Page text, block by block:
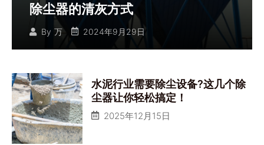
除尘器的清灰方式
By 万 2024年9月29日
水泥行业需要除尘设备?这几个除
尘器让你轻松搞定！
2025年12月15日